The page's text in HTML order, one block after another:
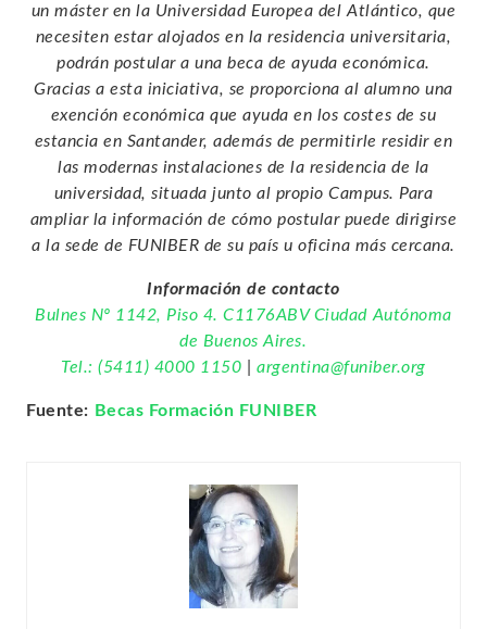
un máster en la Universidad Europea del Atlántico, que
necesiten estar alojados en la residencia universitaria,
podrán postular a una beca de ayuda económica.
Gracias a esta iniciativa, se proporciona al alumno una
exención económica que ayuda en los costes de su
estancia en Santander, además de permitirle residir en
las modernas instalaciones de la residencia de la
universidad, situada junto al propio Campus. Para
ampliar la información de cómo postular puede dirigirse
a la sede de FUNIBER de su país u oficina más cercana.
Información de contacto
Bulnes Nº 1142, Piso 4. C1176ABV Ciudad Autónoma
de Buenos Aires.
Tel.: (5411) 4000 1150
|argentina@funiber.org
Fuente: Becas Formación FUNIBER